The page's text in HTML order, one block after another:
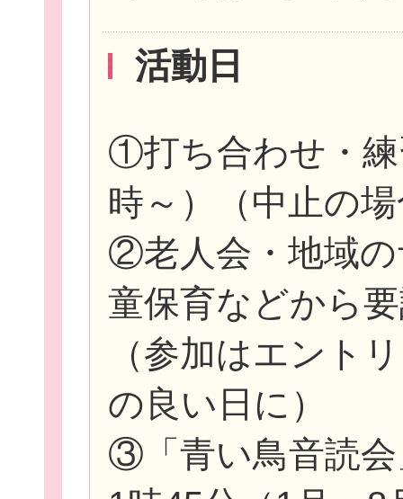
活動日
①打ち合わせ・練
時～）（中止の
②老人会・地域
童保育などから
（参加はエント
の良い日に）
③「青い鳥音読会